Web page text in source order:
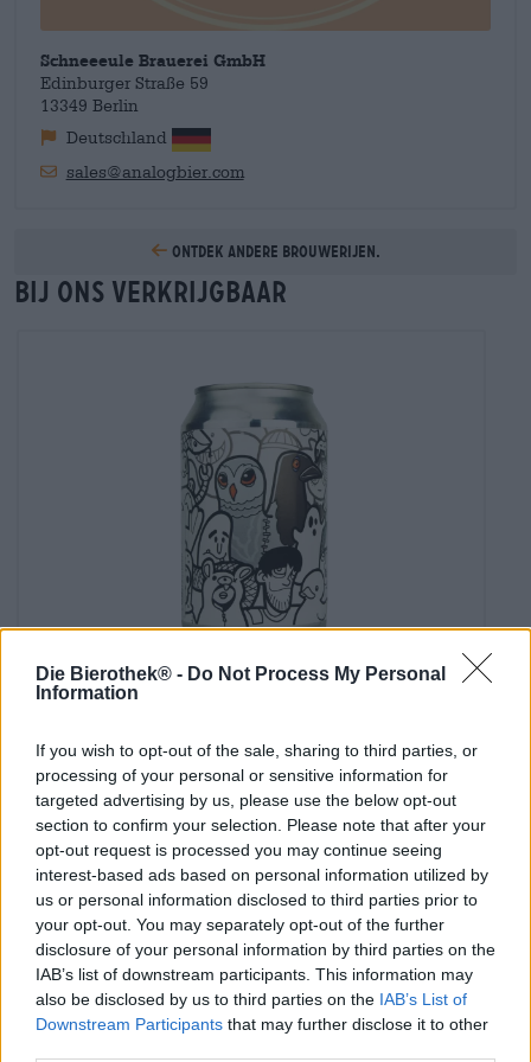
Die Bierothek® - Do Not Process My Personal
Information
If you wish to opt-out of the sale, sharing to third parties, or
processing of your personal or sensitive information for
targeted advertising by us, please use the below opt-out
section to confirm your selection. Please note that after your
opt-out request is processed you may continue seeing
interest-based ads based on personal information utilized by
us or personal information disclosed to third parties prior to
your opt-out. You may separately opt-out of the further
disclosure of your personal information by third parties on the
IAB’s list of downstream participants. This information may
also be disclosed by us to third parties on the IAB’s List of
Downstream Participants that may further disclose it to other
Schneeeule Brauerei GmbH
Edinburger Straße 59
13349 Berlin
Deutschland
sales@analogbier.com
Ontdek andere brouwerijen.
Bij ons verkrijgbaar
India Pale Ale
€ 5,99
EINWEG
0,33 L KAN - € 18,15 / LTR
Uitverkocht